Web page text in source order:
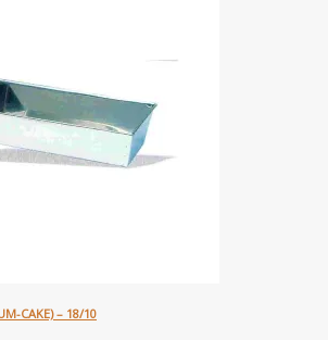
CAKE) – 18/10